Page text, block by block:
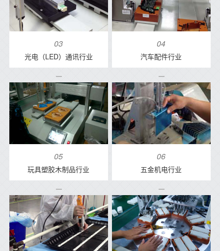
03
光电（LED）通讯行业
04
汽车配件行业
05
玩具塑胶木制品行业
06
五金机电行业